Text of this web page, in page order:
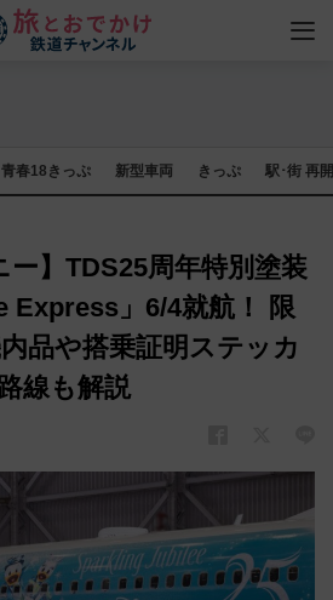
青春18きっぷ 新型車両 きっぷ 駅･街 再
ー】TDS25周年特別塗装
Express」6/4就航！ 限
品や搭乗証明ステッカ
線も解説